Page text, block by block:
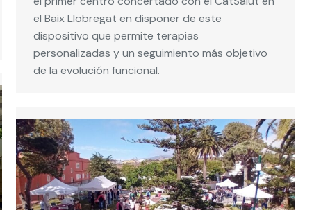
el Baix Llobregat en disponer de este
dispositivo que permite terapias
personalizadas y un seguimiento más objetivo
de la evolución funcional.